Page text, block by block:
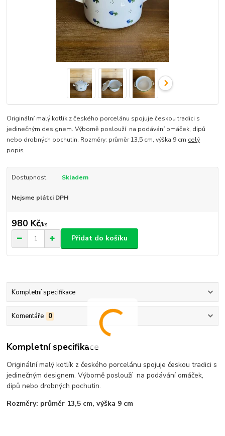
Originální malý kotlík z českého porcelánu spojuje českou tradici s
jedinečným designem. Výborně poslouží na podávání omáček, dipů
nebo drobných pochutin. Rozměry: průměr 13,5 cm, výška 9 cm celý
popis
Dostupnost Skladem
Nejsme plátci DPH
980 Kč/ks
Přidat do košíku
Kompletní specifikace
Komentáře 0
Kompletní specifikace
Originální malý kotlík z českého porcelánu spojuje českou tradici s
jedinečným designem. Výborně poslouží na podávání omáček,
dipů nebo drobných pochutin.
Rozměry: průměr 13,5 cm, výška 9 cm